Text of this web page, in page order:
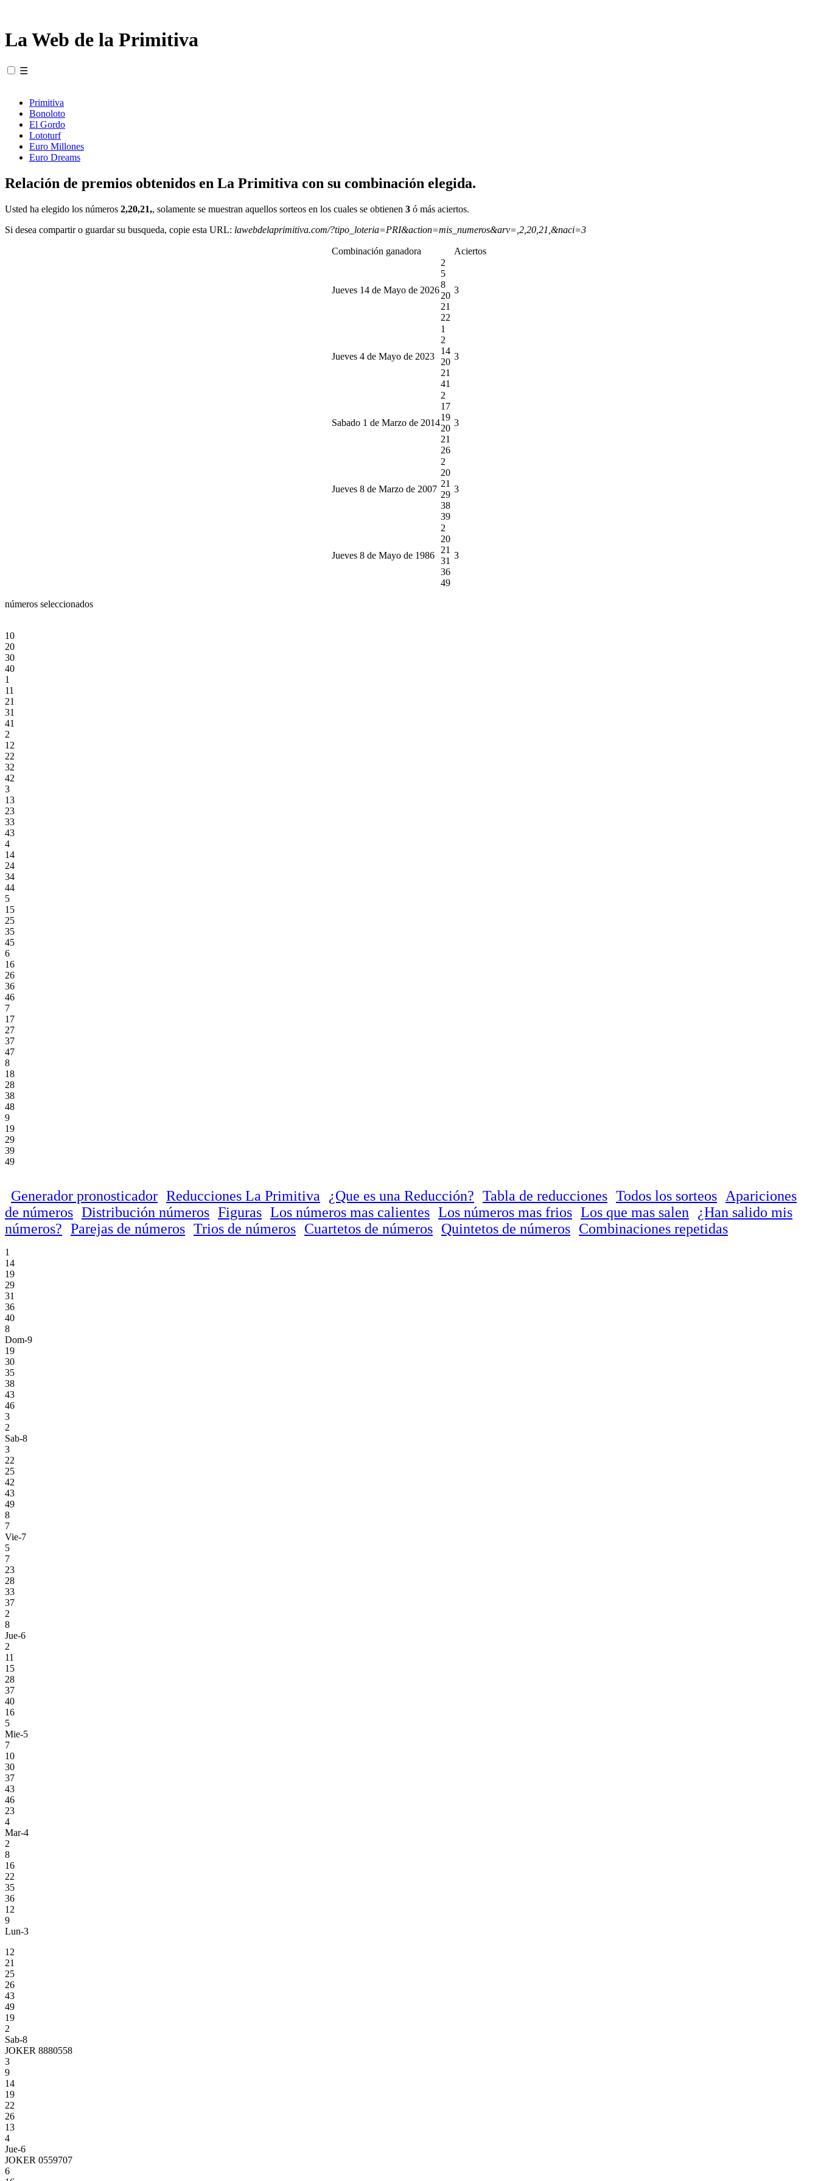
La Web de la Primitiva
☰
Primitiva
Bonoloto
El Gordo
Lototurf
Euro Millones
Euro Dreams
Relación de premios obtenidos en La Primitiva con su combinación elegida.
Usted ha elegido los números 2,20,21,, solamente se muestran aquellos sorteos en los cuales se obtienen 3 ó más aciertos.
Si desea compartir o guardar su busqueda, copie esta URL: lawebdelaprimitiva.com/?tipo_loteria=PRI&action=mis_numeros&arv=,2,20,21,&naci=3
Combinación ganadora Aciertos
Jueves 14 de Mayo de 2026
2
5
8
20
21
22
3
Jueves 4 de Mayo de 2023
1
2
14
20
21
41
3
Sabado 1 de Marzo de 2014
2
17
19
20
21
26
3
Jueves 8 de Marzo de 2007
2
20
21
29
38
39
3
Jueves 8 de Mayo de 1986
2
20
21
31
36
49
3
números seleccionados
10
20
30
40
1
11
21
31
41
2
12
22
32
42
3
13
23
33
43
4
14
24
34
44
5
15
25
35
45
6
16
26
36
46
7
17
27
37
47
8
18
28
38
48
9
19
29
39
49
Generador pronosticador Reducciones La Primitiva ¿Que es una Reducción? Tabla de reducciones Todos los sorteos
Apariciones
de números Distribución números Figuras Los números mas calientes Los números mas frios Los que mas salen
¿Han salido mis
números? Parejas de números Trios de números Cuartetos de números Quintetos de números Combinaciones repetidas
1
14
19
29
31
36
40
8
Dom-9
19
30
35
38
43
46
3
2
Sab-8
3
22
25
42
43
49
8
7
Vie-7
5
7
23
28
33
37
2
8
Jue-6
2
11
15
28
37
40
16
5
Mie-5
7
10
30
37
43
46
23
4
Mar-4
2
8
16
22
35
36
12
9
Lun-3
12
21
25
26
43
49
19
2
Sab-8
JOKER 8880558
3
9
14
19
22
26
13
4
Jue-6
JOKER 0559707
6